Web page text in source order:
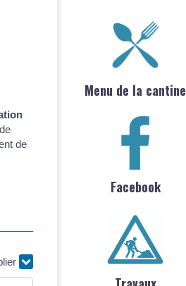
de
Menu de la cantine
Facebook